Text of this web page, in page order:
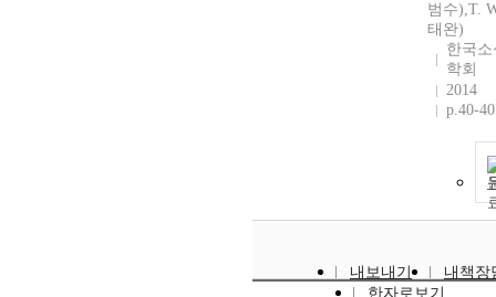
범수),T.
태완)
한국
학회
2014
p.40-40
내보내기
내책장
한자로보기